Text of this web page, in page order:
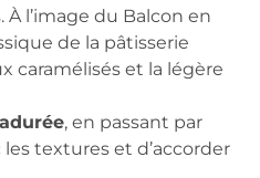
l’image du Balcon en
de la pâtisserie
caramélisés et la légère
, en passant par
textures et d’accorder